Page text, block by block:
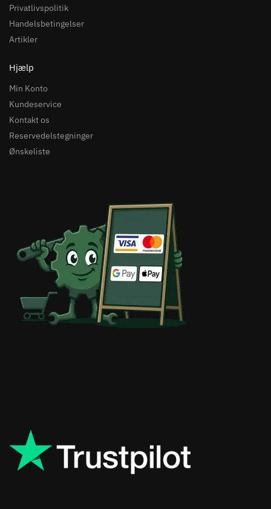
Privatlivspolitik
Handelsbetingelser
Artikler
Hjælp
Min Konto
Kundeservice
Kontakt os
Reservedelstegninger
Ønskeliste